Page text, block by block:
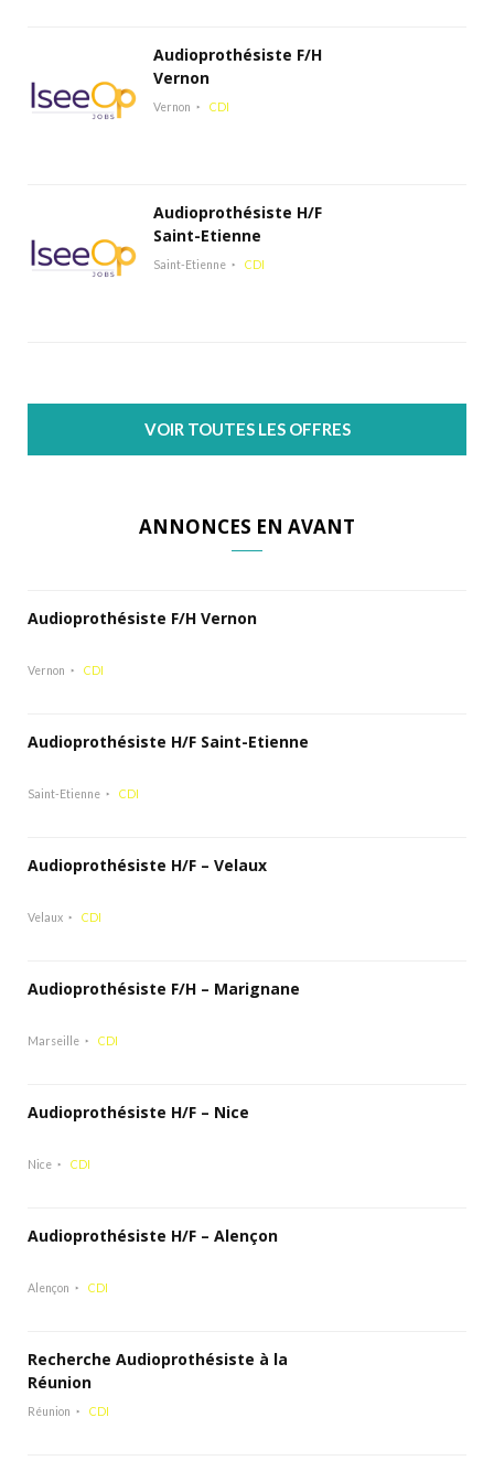
Audioprothésiste F/H
Vernon
Vernon CDI
Audioprothésiste H/F
Saint-Etienne
Saint-Etienne CDI
VOIR TOUTES LES OFFRES
ANNONCES EN AVANT
Audioprothésiste F/H Vernon
Vernon CDI
Audioprothésiste H/F Saint-Etienne
Saint-Etienne CDI
Audioprothésiste H/F – Velaux
Velaux CDI
Audioprothésiste F/H – Marignane
Marseille CDI
Audioprothésiste H/F – Nice
Nice CDI
Audioprothésiste H/F – Alençon
Alençon CDI
Recherche Audioprothésiste à la
Réunion
Réunion CDI